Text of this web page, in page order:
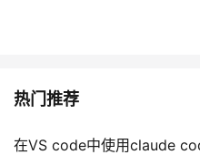
热门推荐
在VS code中使用claude